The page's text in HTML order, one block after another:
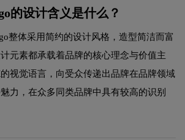
的设计含义是什么？
整体采用简约的设计风格，造型简洁而富
元素都承载着品牌的核心理念与价值主
视觉语言，向受众传递出品牌在品牌领域
力，在众多同类品牌中具有较高的识别